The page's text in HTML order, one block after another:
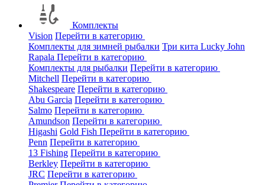
Комплекты
Vision Перейти в категорию
Комплекты для зимней рыбалки Три кита Lucky John
Rapala Перейти в категорию
Комплекты для рыбалки Перейти в категорию
Mitchell Перейти в категорию
Shakespeare Перейти в категорию
Abu Garcia Перейти в категорию
Salmo Перейти в категорию
Amundson Перейти в категорию
Higashi Gold Fish Перейти в категорию
Penn Перейти в категорию
13 Fishing Перейти в категорию
Berkley Перейти в категорию
JRC Перейти в категорию